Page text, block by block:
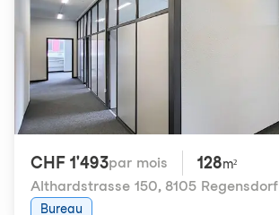
CHF 1'493par mois 128m²
Althardstrasse 150, 8105 Regensdorf
Bureau